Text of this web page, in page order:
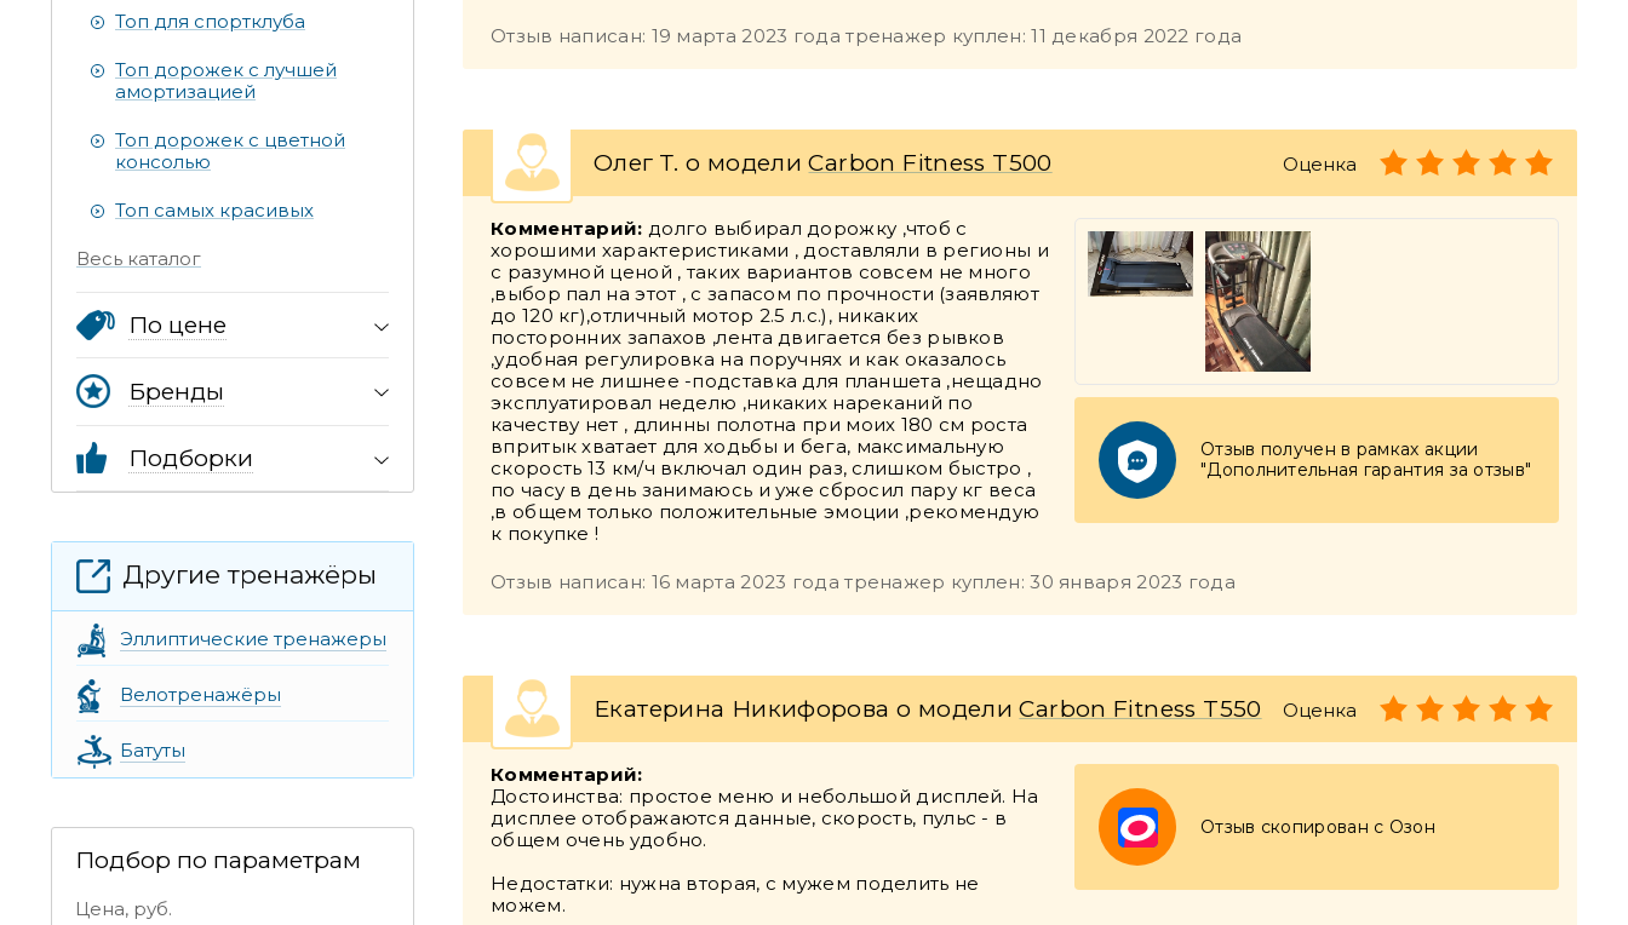
Топ для спортклуба
Топ дорожек с лучшей
амортизацией
Топ дорожек с цветной
консолью
Топ самых красивых
Весь каталог
По цене
Бренды
Подборки
Другие тренажёры
Эллиптические тренажеры
Велотренажёры
Батуты
Подбор по параметрам
Цена, руб.
Отзыв написан: 19 марта 2023 года тренажер куплен: 11 декабря 2022 года
Олег Т. о модели Carbon Fitness T500 Оценка
Отзыв получен в рамках акции
"Дополнительная гарантия за отзыв"
Комментарий: долго выбирал дорожку ,чтоб с
хорошими характеристиками , доставляли в регионы и
с разумной ценой , таких вариантов совсем не много
,выбор пал на этот , с запасом по прочности (заявляют
до 120 кг),отличный мотор 2.5 л.с.), никаких
посторонних запахов ,лента двигается без рывков
,удобная регулировка на поручнях и как оказалось
совсем не лишнее -подставка для планшета ,нещадно
эксплуатировал неделю ,никаких нареканий по
качеству нет , длинны полотна при моих 180 см роста
впритык хватает для ходьбы и бега, максимальную
скорость 13 км/ч включал один раз, слишком быстро ,
по часу в день занимаюсь и уже сбросил пару кг веса
,в общем только положительные эмоции ,рекомендую
к покупке !
Отзыв написан: 16 марта 2023 года тренажер куплен: 30 января 2023 года
Екатерина Никифорова о модели Carbon Fitness T550 Оценка
Отзыв скопирован с Озон
Комментарий:
Достоинства: простое меню и небольшой дисплей. На
дисплее отображаются данные, скорость, пульс - в
общем очень удобно.
Недостатки: нужна вторая, с мужем поделить не
можем.